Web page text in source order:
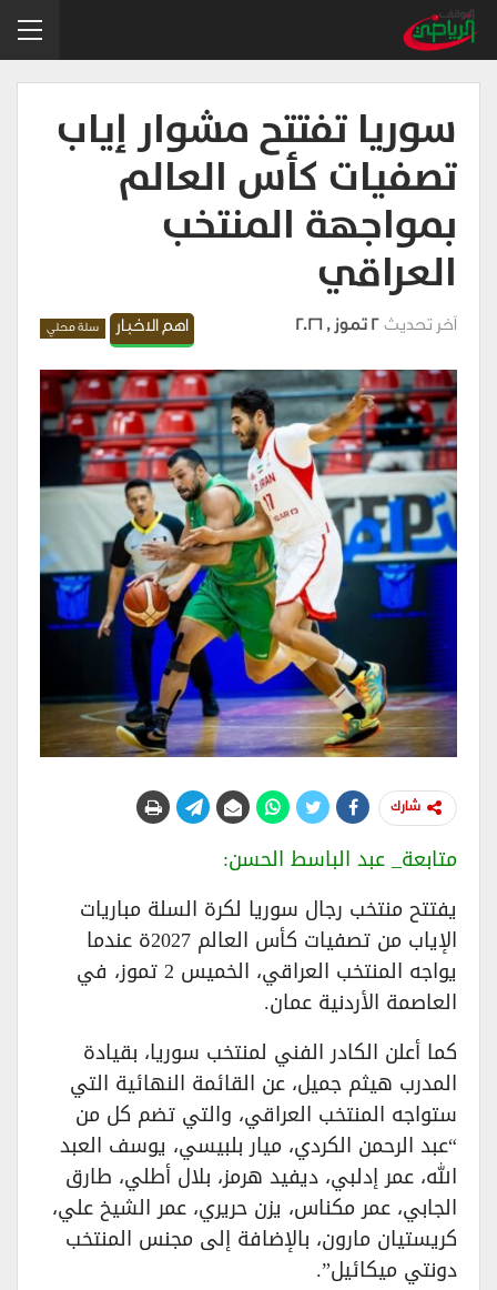
سوريا تفتتح مشوار إياب
تصفيات كأس العالم
بمواجهة المنتخب
العراقي
اهم الاخبار سلة محلي آخر تحديث2 تموز , 2026
شارك
متابعة_ عبد الباسط الحسن:
يفتتح منتخب رجال سوريا لكرة السلة مباريات
الإياب من تصفيات كأس العالم 2027ة عندما
يواجه المنتخب العراقي، الخميس 2 تموز، في
العاصمة الأردنية عمان.
كما أعلن الكادر الفني لمنتخب سوريا، بقيادة
المدرب هيثم جميل، عن القائمة النهائية التي
ستواجه المنتخب العراقي، والتي تضم كل من
“عبد الرحمن الكردي، ميار بلبيسي، يوسف العبد
الله، عمر إدلبي، ديفيد هرمز، بلال أطلي، طارق
الجابي، عمر مكناس، يزن حريري، عمر الشيخ علي،
كريستيان مارون، بالإضافة إلى مجنس المنتخب
دونتي ميكائيل”.